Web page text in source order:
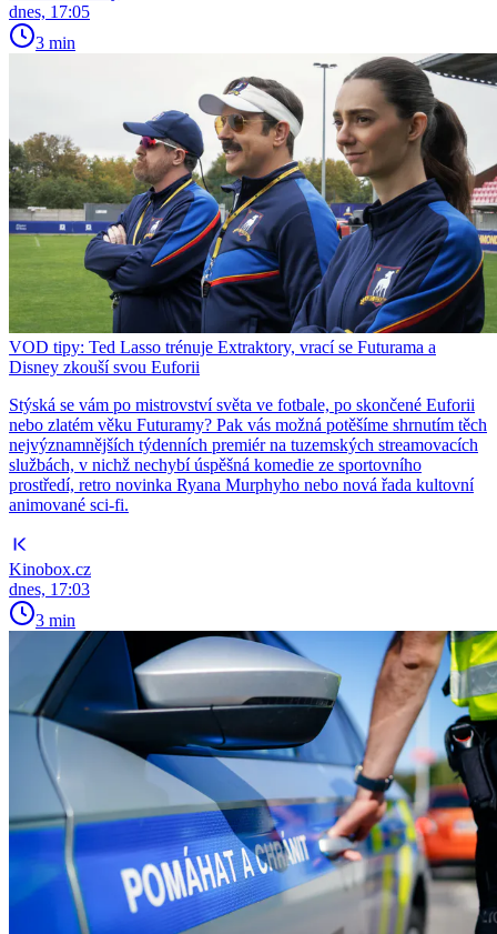
dnes, 17:05
3 min
VOD tipy: Ted Lasso trénuje Extraktory, vrací se Futurama a
Disney zkouší svou Euforii
Stýská se vám po mistrovství světa ve fotbale, po skončené Euforii
nebo zlatém věku Futuramy? Pak vás možná potěšíme shrnutím těch
nejvýznamnějších týdenních premiér na tuzemských streamovacích
službách, v nichž nechybí úspěšná komedie ze sportovního
prostředí, retro novinka Ryana Murphyho nebo nová řada kultovní
animované sci-fi.
Kinobox.cz
dnes, 17:03
3 min